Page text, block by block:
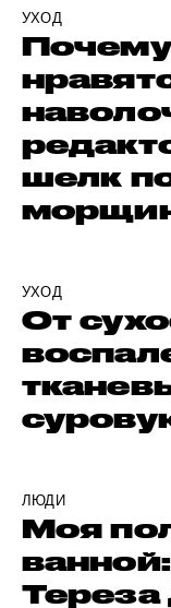
УХОД
Почему
шелк
УХОД
От
ЛЮДИ
Моя
Тереза